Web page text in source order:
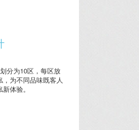
分为10区，每区放
为不同品味既客人
体验。